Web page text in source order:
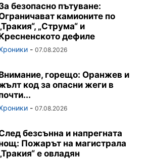
безопасно пътуване:
камионите по
„Струма“ и
дефиле
- 07.08.2026
горещо: Оранжев и
код за опасни жеги в
- 07.08.2026
безсънна и напрегната
Пожарът на магистрала
е овладян